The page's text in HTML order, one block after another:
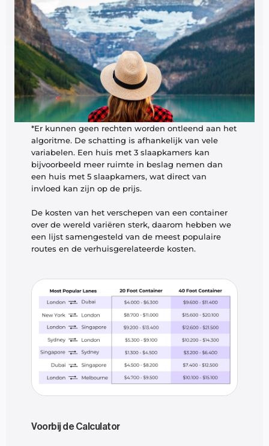
*Er kunnen geen rechten worden ontleend aan het
algoritme. De schatting is afhankelijk van vele
variabelen. Een huis met 3 slaapkamers kan
bijvoorbeeld meer ruimte in beslag nemen dan
een huis met 5 slaapkamers, wat direct van
invloed kan zijn op de prijs.
De kosten van het verschepen van een container
over de wereld variëren sterk, daarom hebben we
een lijst samengesteld van de meest populaire
routes en de verhuisgerelateerde kosten.
Voorbij de Calculator